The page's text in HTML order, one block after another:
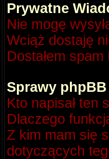
Prywatne
Nie mogę
Wciąż dostaję
Dostałem
Sprawy phpBB
Kto napisał ten
Dlaczego
Z kim mam się
dotyczących